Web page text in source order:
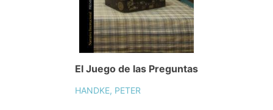
El Juego de las Preguntas
HANDKE, PETER